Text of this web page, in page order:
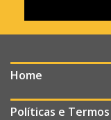
Home
Políticas e Termos